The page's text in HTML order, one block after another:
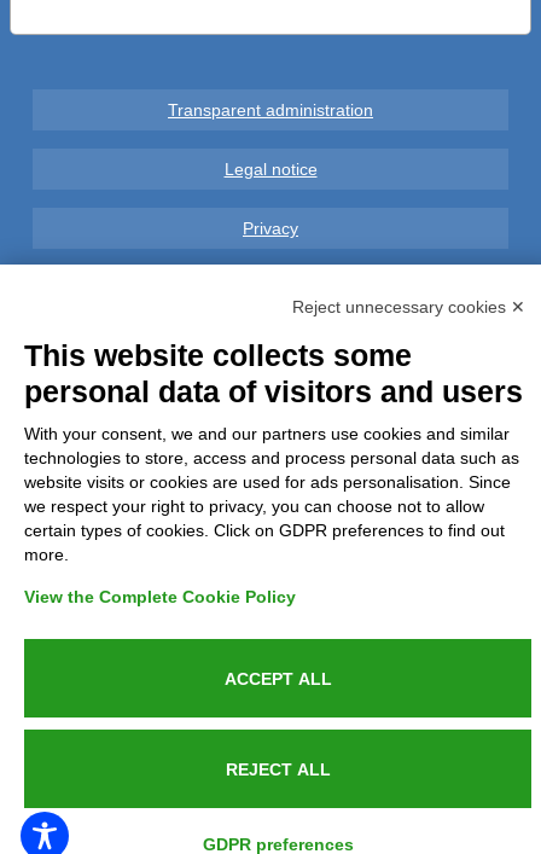
PUBLIC SERVICE ANNOUNCEMENT
Transparent administration
Legal notice
Privacy
Complaints
Refunds and Indemnities
Contacts
Azienda certificata UNI EN ISO 9001:2015
P.IVA 05538100727 - C.so Italia n.8 70123, BARI
Reject unnecessary cookies ✕
This website collects some
personal data of visitors and users
With your consent, we and our partners use cookies and similar
technologies to store, access and process personal data such as
website visits or cookies are used for ads personalisation. Since
we respect your right to privacy, you can choose not to allow
certain types of cookies. Click on GDPR preferences to find out
more.
View the Complete Cookie Policy
ACCEPT ALL
REJECT ALL
GDPR preferences